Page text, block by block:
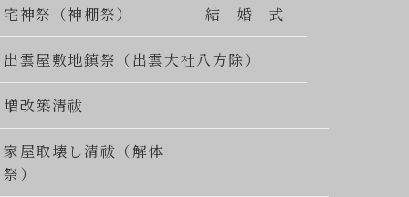
宅神祭（神棚祭） 結 婚 式
出雲屋敷地鎮祭（出雲大社八方除）
増改築清祓
家屋取壊し清祓（解体
祭）